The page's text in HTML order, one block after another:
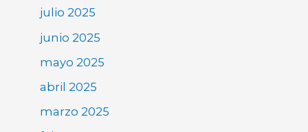
julio 2025
junio 2025
mayo 2025
abril 2025
marzo 2025